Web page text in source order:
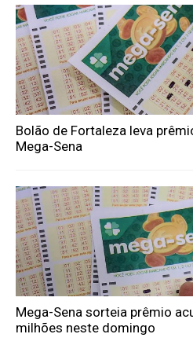
Bolão de Fortaleza leva
Mega-Sena
Mega-Sena sorteia prêmio
milhões neste domingo